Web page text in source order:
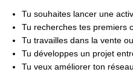
Tu souhaites lancer une
Tu recherches tes premiers
Tu travailles dans la vente
Tu développes un projet
Tu veux améliorer ton